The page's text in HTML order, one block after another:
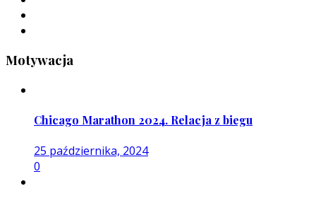
Motywacja
Chicago Marathon 2024. Relacja z biegu
25 października, 2024
0